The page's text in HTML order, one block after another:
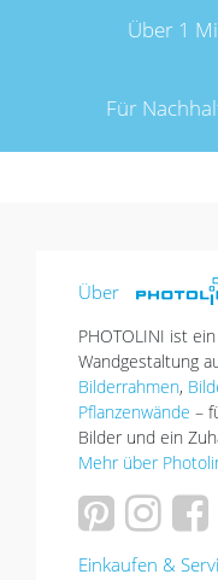
Über 1
Für
Über
PHOTOLINI ist
Wandgestaltung
Bilderrahmen,
Pflanzenwände –
Bilder und ein
Mehr über
Einkaufen &